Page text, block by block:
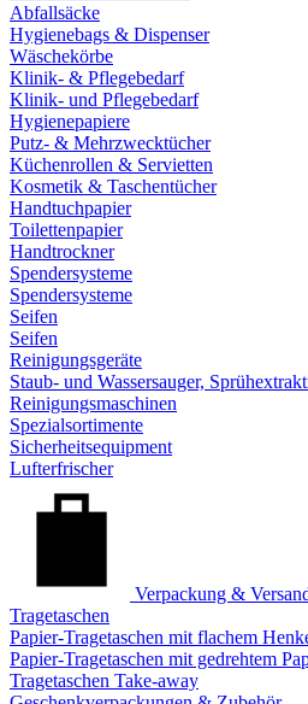
Abfallsäcke
Hygienebags & Dispenser
Wäschekörbe
Klinik- & Pflegebedarf
Klinik- und Pflegebedarf
Hygienepapiere
Putz- & Mehrzwecktücher
Küchenrollen & Servietten
Kosmetik & Taschentücher
Handtuchpapier
Toilettenpapier
Handtrockner
Spendersysteme
Spendersysteme
Seifen
Seifen
Reinigungsgeräte
Staub- und Wassersauger,
Reinigungsmaschinen
Spezialsortimente
Sicherheitsequipment
Lufterfrischer
Verpackung &
Tragetaschen
Papier-Tragetaschen mit flachem
Papier-Tragetaschen mit gedrehtem
Tragetaschen Take-away